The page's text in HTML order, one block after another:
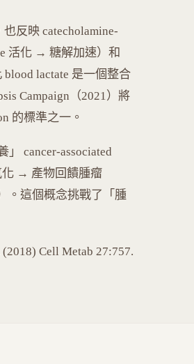
反映 catecholamine-
活化 → 糖解加速）和
lactate 是一個整合
Campaign（2021）將
的標準之一。
cancer-associated
化 → 產物回饋腫瘤
。這個概念挑戰了「腫
Cell Metab 27:757.